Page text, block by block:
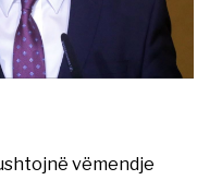
vëmendje